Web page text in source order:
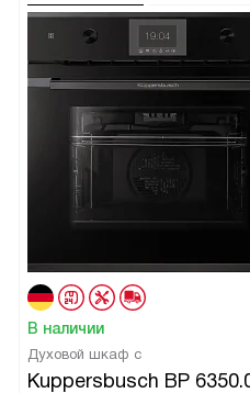
В наличии
Духовой шкаф с
Kuppersbusch BP